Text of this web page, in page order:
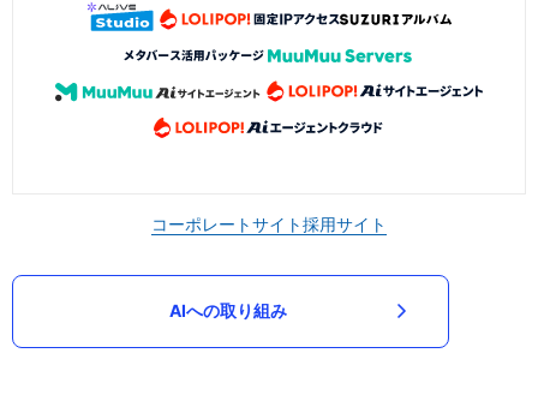
コーポレートサイト採用サイト
AIへの取り組み